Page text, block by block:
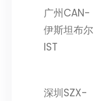
广州CAN-
伊斯坦布尔
IST
深圳SZX-